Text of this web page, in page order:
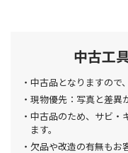
中古工
中古品となりますので
現物優先：写真と差異
中古品のため、サビ・
ます。
欠品や改造の有無もお